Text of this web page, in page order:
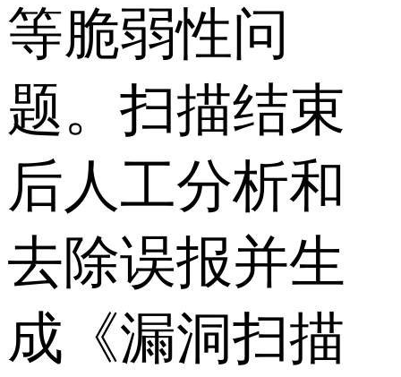
等脆弱性问
题。扫描结束
后人工分析和
去除误报并生
成《漏洞扫描